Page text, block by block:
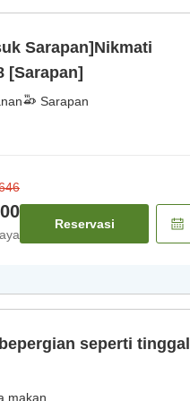
Sarapan]Nikmati
[Sarapan]
Sarapan
Reservasi
seperti tinggal
makan